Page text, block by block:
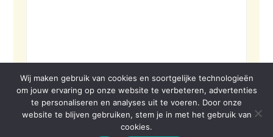
Wij maken gebruik van cookies en soortgelijke technologieën
om jouw ervaring op onze website te verbeteren, advertenties
te personaliseren en analyses uit te voeren. Door onze
website te blijven gebruiken, stem je in met het gebruik van
cookies.